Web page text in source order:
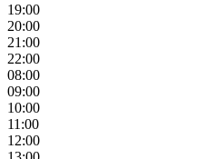
19:00
20:00
21:00
22:00
08:00
09:00
10:00
11:00
12:00